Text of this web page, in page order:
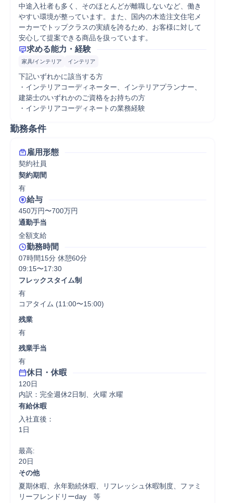
中途入社者も多く、そのほとんどが離職しないなど、働き
やすい環境が整っています。また、国内の木造注文住宅メ
ーカーでトップクラスの実績を誇るため、お客様に対して
安心して提案できる商品を扱っています。
求める能力・経験
家具/インテリア インテリア
下記いずれかに該当する方
・インテリアコーディネーター、インテリアプランナー、
建築士のいずれかのご資格をお持ちの方
・インテリアコーディネートの業務経験
勤務条件
雇用形態
契約社員
契約期間
有
給与
450万円〜700万円
通勤手当
全額支給
勤務時間
07時間15分 休憩60分
09:15〜17:30
フレックスタイム制
有
コアタイム (11:00〜15:00)
残業
有
残業手当
有
休日・休暇
120日
内訳：完全週休2日制、火曜 水曜
有給休暇
入社直後：
1日
最高:
20日
その他
夏期休暇、永年勤続休暇、リフレッシュ休暇制度、ファミ
リーフレンドリーday　等